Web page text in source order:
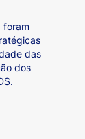
foram
das
dos